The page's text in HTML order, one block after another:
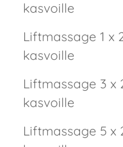
kasvoille
Liftmassage 1 x
kasvoille
Liftmassage 3 x
kasvoille
Liftmassage 5 x